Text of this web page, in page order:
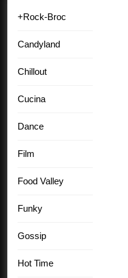
+Rock-Broc
Candyland
Chillout
Cucina
Dance
Film
Food Valley
Funky
Gossip
Hot Time